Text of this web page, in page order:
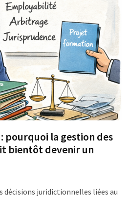
pourquoi la gestion des
bientôt devenir un
décisions juridictionnelles liées au